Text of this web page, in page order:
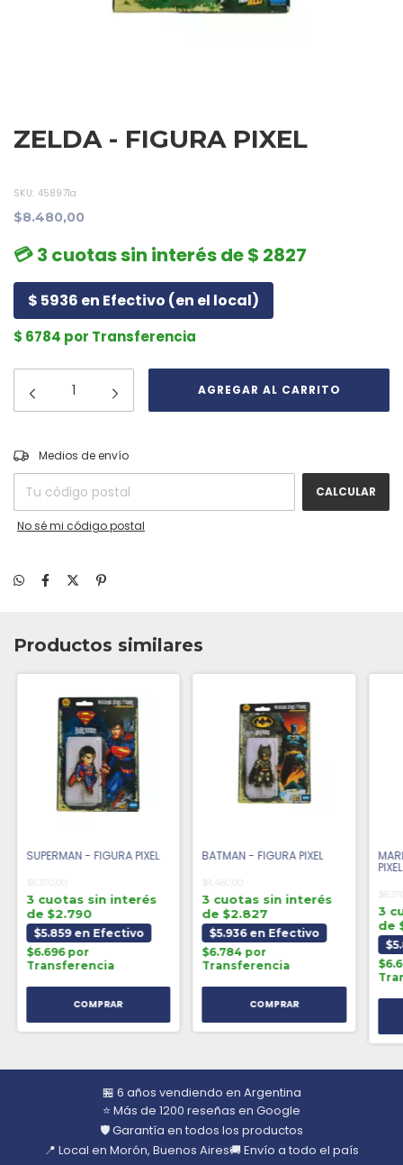
ZELDA - FIGURA PIXEL
SKU: 458971a
$8.480,00
💳 3 cuotas sin interés de $ 2827
$ 5936 en Efectivo (en el local)
$ 6784 por Transferencia
Entregas para el CP:
Medios de envío
CALCULAR
No sé mi código postal
Productos similares
SUPERMAN - FIGURA PIXEL
$8.370,00
3 cuotas sin interés
de $2.790
$5.859 en Efectivo
$6.696 por
Transferencia
BATMAN - FIGURA PIXEL
$8.480,00
3 cuotas sin interés
de $2.827
$5.936 en Efectivo
$6.784 por
Transferencia
PIXEL
3
de
🏪 6 años vendiendo en Argentina
⭐ Más de 1200 reseñas en Google
🛡️ Garantía en todos los productos
📍 Local en Morón, Buenos Aires🚚 Envío a todo el país